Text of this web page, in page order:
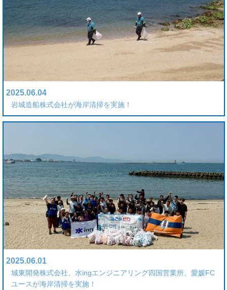
2025.06.04
岩城造船株式会社が海岸清掃を実施！
2025.06.01
城東開発株式会社、水ingエンジニアリング四国営業所、愛媛FC
ユースが海岸清掃を実施！